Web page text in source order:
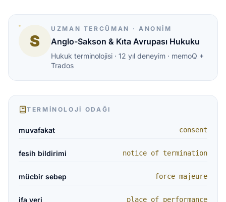
S
UZMAN TERCÜMAN · ANONIM
Anglo-Sakson & Kıta Avrupası Hukuku
Hukuk terminolojisi · 12 yıl deneyim · memoQ +
Trados
TERMINOLOJI ODAĞI
muvafakat consent
fesih bildirimi notice of termination
mücbir sebep force majeure
ifa yeri place of performance